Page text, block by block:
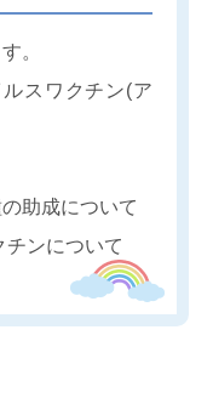
。
スワクチン(ア
助成について
ンについて